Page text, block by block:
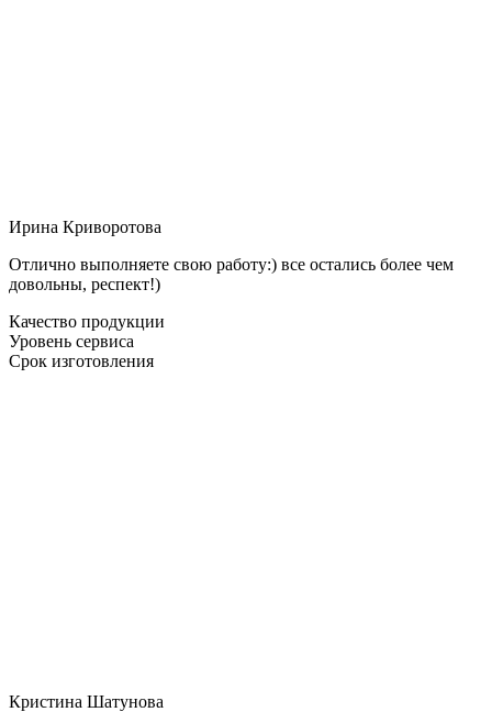
Ирина Криворотова
Отлично выполняете свою работу:) все остались более чем
довольны, респект!)
Качество продукции
Уровень сервиса
Срок изготовления
Кристина Шатунова